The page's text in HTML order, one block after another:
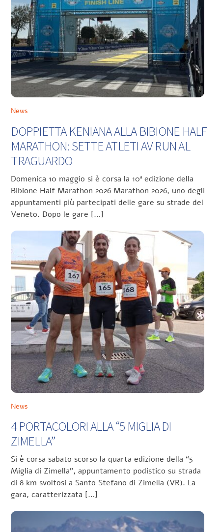
News
DOPPIETTA KENIANA ALLA BIBIONE HALF
MARATHON: SETTE ATLETI AV RUN AL
TRAGUARDO
Domenica 10 maggio si è corsa la 10ª edizione della
Bibione Half Marathon 2026 Marathon 2026, uno degli
appuntamenti più partecipati delle gare su strade del
Veneto. Dopo le gare […]
News
4 PORTACOLORI ALLA “5 MIGLIA DI
ZIMELLA”
Si è corsa sabato scorso la quarta edizione della “5
Miglia di Zimella”, appuntamento podistico su strada
di 8 km svoltosi a Santo Stefano di Zimella (VR). La
gara, caratterizzata […]